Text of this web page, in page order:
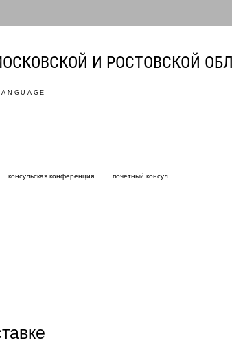
И РОСТОВСКОЙ
консульская конференция почетный консул